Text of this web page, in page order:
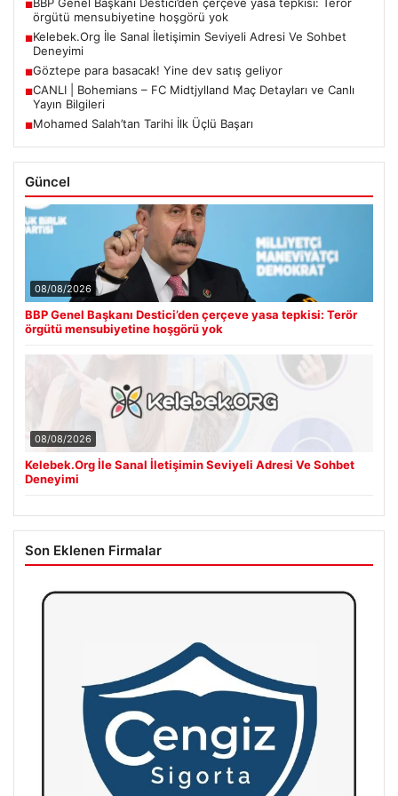
■
örgütü mensubiyetine hoşgörü yok
■Kelebek.Org İle Sanal İletişimin Seviyeli Adresi Ve Sohbet
Deneyimi
■Göztepe para basacak! Yine dev satış geliyor
■CANLI | Bohemians – FC Midtjylland Maç Detayları ve Canlı
Yayın Bilgileri
■Mohamed Salah’tan Tarihi İlk Üçlü Başarı
Güncel
08/08/2026
BBP Genel Başkanı Destici’den çerçeve yasa tepkisi: Terör
örgütü mensubiyetine hoşgörü yok
08/08/2026
Kelebek.Org İle Sanal İletişimin Seviyeli Adresi Ve Sohbet
Deneyimi
Son Eklenen Firmalar